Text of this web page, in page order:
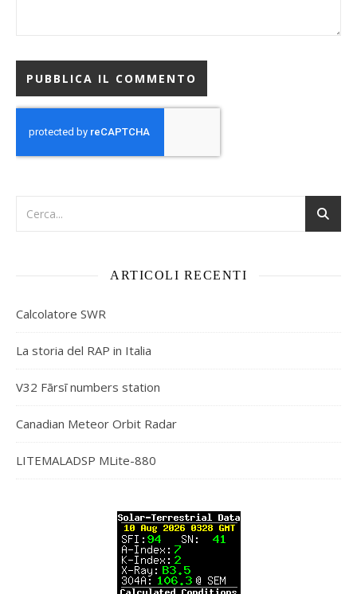
ARTICOLI RECENTI
Calcolatore SWR
La storia del RAP in Italia
V32 Fārsī numbers station
Canadian Meteor Orbit Radar
LITEMALADSP MLite-880